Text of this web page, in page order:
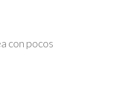
con pocos